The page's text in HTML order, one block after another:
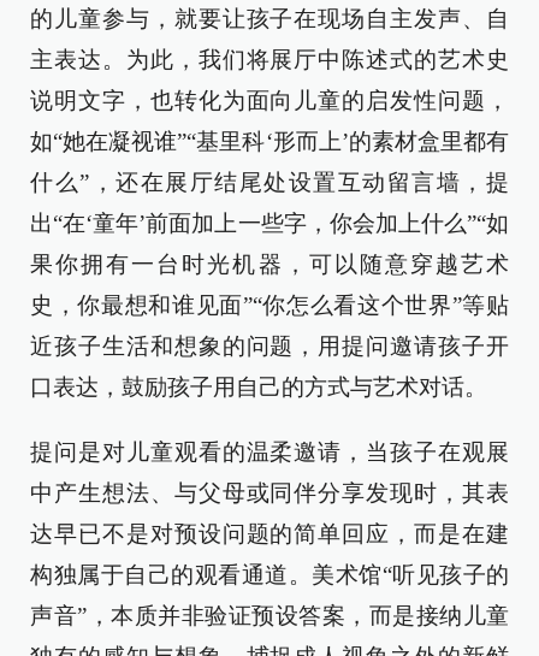
的儿童参与，就要让孩子在现场自主发声、自
主表达。为此，我们将展厅中陈述式的艺术史
说明文字，也转化为面向儿童的启发性问题，
如“她在凝视谁”“基里科‘形而上’的素材盒里都有
什么”，还在展厅结尾处设置互动留言墙，提
出“在‘童年’前面加上一些字，你会加上什么”“如
果你拥有一台时光机器，可以随意穿越艺术
史，你最想和谁见面”“你怎么看这个世界”等贴
近孩子生活和想象的问题，用提问邀请孩子开
口表达，鼓励孩子用自己的方式与艺术对话。
提问是对儿童观看的温柔邀请，当孩子在观展
中产生想法、与父母或同伴分享发现时，其表
达早已不是对预设问题的简单回应，而是在建
构独属于自己的观看通道。美术馆“听见孩子的
声音”，本质并非验证预设答案，而是接纳儿童